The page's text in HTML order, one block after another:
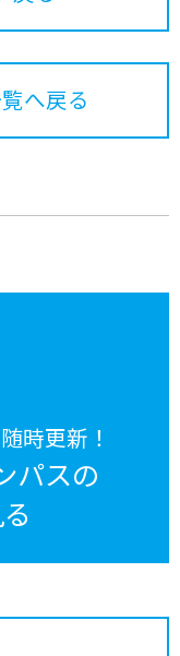
へ戻る
時更新！
パスの